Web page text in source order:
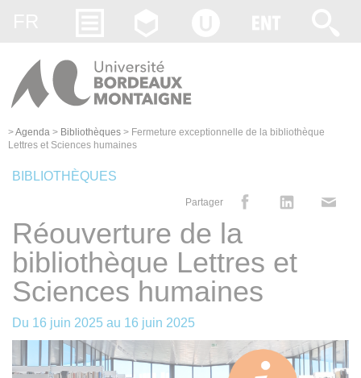
>Agenda > Bibliothèques > Fermeture exceptionnelle de la bibliothèque
Lettres et Sciences humaines
BIBLIOTHÈQUES
Partager
Réouverture de la
bibliothèque Lettres et
Sciences humaines
Du 16 juin 2025 au 16 juin 2025